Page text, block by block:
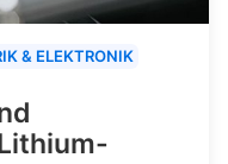
& ELEKTRONIK